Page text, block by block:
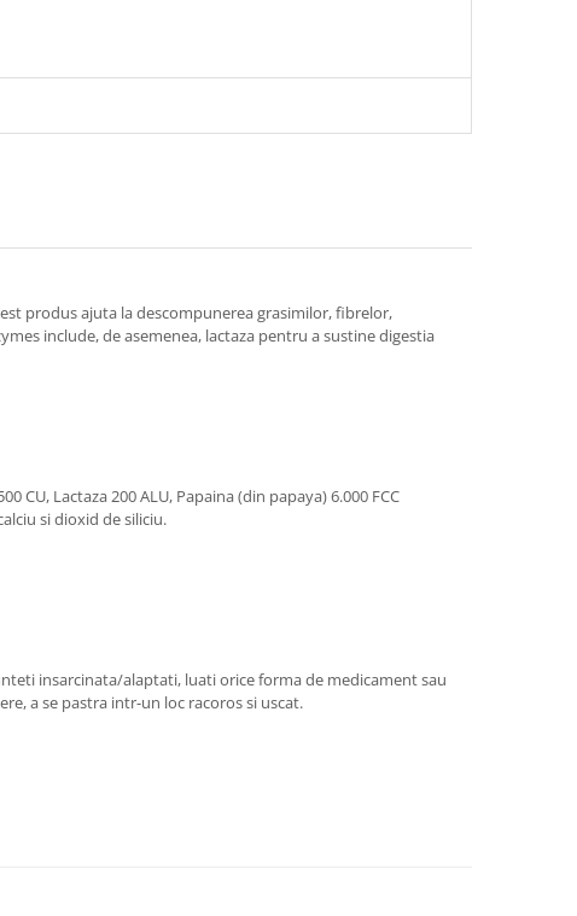
produs ajuta la descompunerea grasimilor, fibrelor,
include, de asemenea, lactaza pentru a sustine digestia
CU, Lactaza 200 ALU, Papaina (din papaya) 6.000 FCC
si dioxid de siliciu.
insarcinata/alaptati, luati orice forma de medicament sau
a se pastra intr-un loc racoros si uscat.